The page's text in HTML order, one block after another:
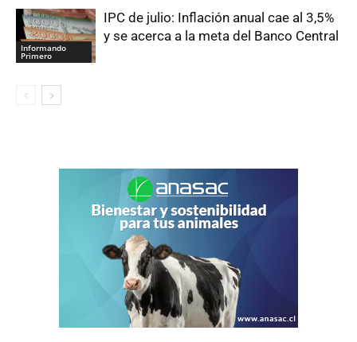
Informando
Primero
IPC de julio: Inflación anual cae al 3,5%
y se acerca a la meta del Banco Central